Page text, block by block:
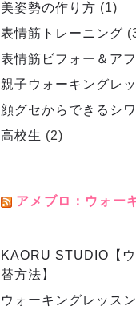
美姿勢の作り方 (1)
表情筋トレーニング
表情筋ビフォー＆ア
親子ウォーキングレ
顔グセからできるシ
高校生 (2)
アメブロ：ウォー
KAORU STUDIO【
替方法】
ウォーキングレッス